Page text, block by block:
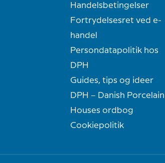
Handelsbetingelser
Fortrydelsesret ved e-
handel
Persondatapolitik hos
DPH
Guides, tips og ideer
DPH – Danish Porcelain
Houses ordbog
Cookiepolitik